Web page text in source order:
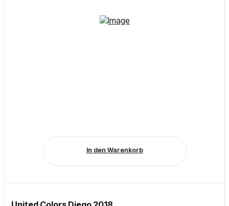
In den Warenkorb